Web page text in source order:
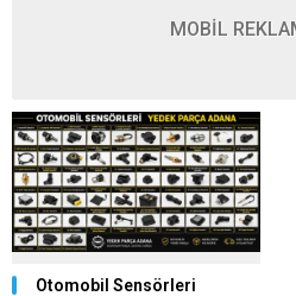
MOBİL
Otomobil Sensörleri